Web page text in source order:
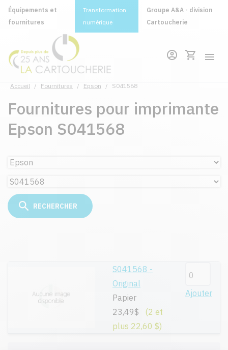
Équipements et
fournitures
Transformation
numérique
Groupe A&A - division
Cartoucherie
Accueil / Fournitures / Epson / S041568
Fournitures pour imprimante
Epson S041568
S041568 -
Original
Papier
23,49$
(2 et
plus 22,60 $)
Ajouter